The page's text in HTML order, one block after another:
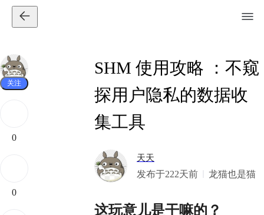
关注
0
0
SHM 使用攻略 ：不窥
探用户隐私的数据收
集工具
天天
发布于222天前 龙猫也是猫
这玩意儿是干嘛的？